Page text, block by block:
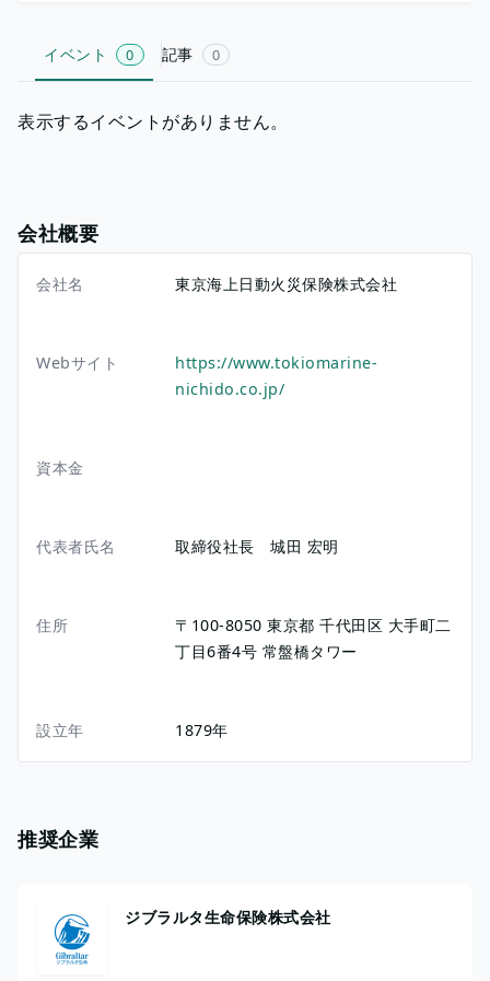
イベント 0 記事 0
表示するイベントがありません。
会社概要
会社名 東京海上日動火災保険株式会社
Webサイト
https://www.tokiomarine-
nichido.co.jp/
資本金
代表者氏名 取締役社長 城田 宏明
住所 〒100-8050東京都千代田区 大手町二
丁目6番4号 常盤橋タワー
設立年 1879年
推奨企業
ジブラルタ生命保険株式会社